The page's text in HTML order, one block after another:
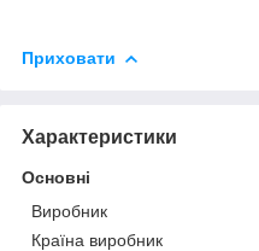
Приховати
Характеристики
Основні
Виробник
Країна виробник